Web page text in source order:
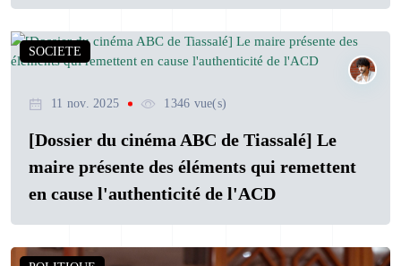
SOCIETE
11 nov. 2025 1346 vue(s)
[Dossier du cinéma ABC de Tiassalé] Le
maire présente des éléments qui remettent
en cause l'authenticité de l'ACD